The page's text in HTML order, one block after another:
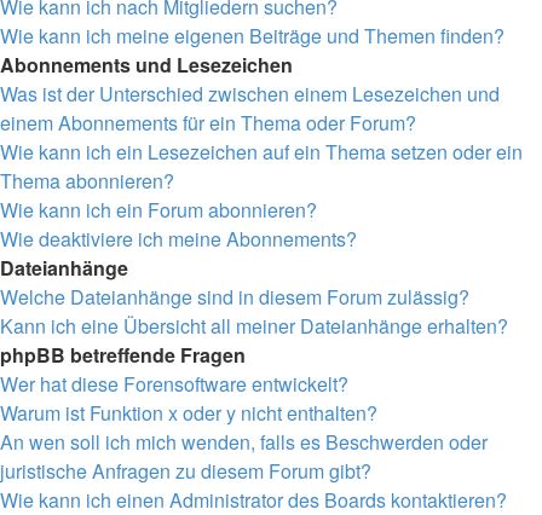
Wie kann ich nach Mitgliedern suchen?
Wie kann ich meine eigenen Beiträge und Themen finden?
Abonnements und Lesezeichen
Was ist der Unterschied zwischen einem Lesezeichen und
einem Abonnements für ein Thema oder Forum?
Wie kann ich ein Lesezeichen auf ein Thema setzen oder ein
Thema abonnieren?
Wie kann ich ein Forum abonnieren?
Wie deaktiviere ich meine Abonnements?
Dateianhänge
Welche Dateianhänge sind in diesem Forum zulässig?
Kann ich eine Übersicht all meiner Dateianhänge erhalten?
phpBB betreffende Fragen
Wer hat diese Forensoftware entwickelt?
Warum ist Funktion x oder y nicht enthalten?
An wen soll ich mich wenden, falls es Beschwerden oder
juristische Anfragen zu diesem Forum gibt?
Wie kann ich einen Administrator des Boards kontaktieren?